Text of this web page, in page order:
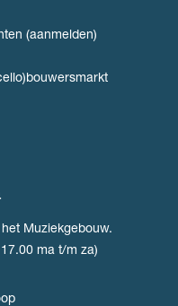
(aanmelden)
Muziekgebouw.
ma t/m za)